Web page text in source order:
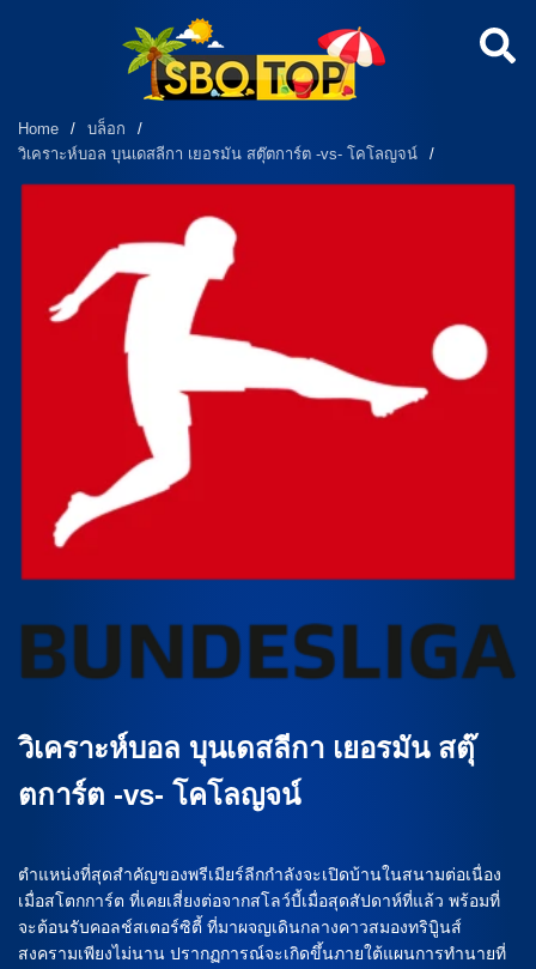
Home / บล็อก
/
วิเคราะห์บอล บุนเดสลีกา เยอรมัน สตุ๊ตการ์ต -vs- โคโลญจน์
/
วิเคราะห์บอล บุนเดสลีกา เยอรมัน สตุ๊
ตการ์ต -vs- โคโลญจน์
ตำแหน่งที่สุดสำคัญของพรีเมียร์ลีกกำลังจะเปิดบ้านในสนามต่อเนื่อง
เมื่อสโตกการ์ต ที่เคยเสี่ยงต่อจากสโลว์บี้เมื่อสุดสัปดาห์ที่แล้ว พร้อมที่
จะต้อนรับคอลช์สเตอร์ซิตี้ ที่มาผจญเดินกลางคาวสมองทริบิูนส์
สงครามเพียงไม่นาน ปรากฏการณ์จะเกิดขึ้นภายใต้แผนการทำนายที่